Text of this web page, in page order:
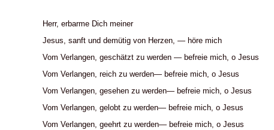
Herr, erbarme Dich meiner
Jesus, sanft und demütig von Herzen, — höre mich
Vom Verlangen, geschätzt zu werden — befreie mich, o Jesus
Vom Verlangen, reich zu werden— befreie mich, o Jesus
Vom Verlangen, gesehen zu werden— befreie mich, o Jesus
Vom Verlangen, gelobt zu werden— befreie mich, o Jesus
Vom Verlangen, geehrt zu werden— befreie mich, o Jesus